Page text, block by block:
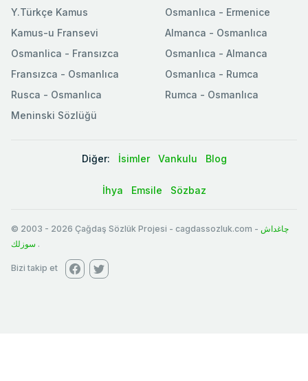
Y.Türkçe Kamus
Osmanlıca - Ermenice
Kamus-u Fransevi
Osmanlica - Fransızca
Fransızca - Osmanlıca
Rusca - Osmanlıca
Meninski Sözlüğü
Almanca - Osmanlıca
Osmanlıca - Almanca
Osmanlıca - Rumca
Rumca - Osmanlıca
Diğer: İsimler Vankulu Blog
İhya Emsile Sözbaz
© 2003 - 2026 Çağdaş Sözlük Projesi - cagdassozluk.com - چاغداش
سوزلك .
Bizi takip et